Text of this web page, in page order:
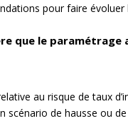
pour faire évoluer
que le
au risque de taux
scénario de hausse ou